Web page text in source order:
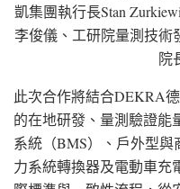
凱集團執行長Stan
李俊儀、工研院量測技術
院
此次合作將結合DEKRA
的在地研發、量測驗證能
系統（BMS）、戶外型
力系統轉換器及電動車充